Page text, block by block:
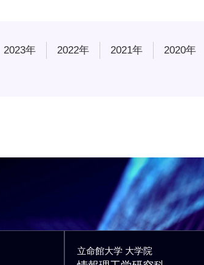
2023年 2022年 2021年 2020年
立命館大学 大学院